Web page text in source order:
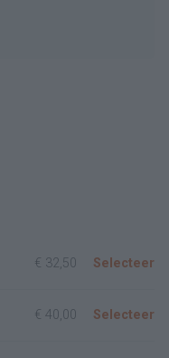
€ 32,50 Selecteer
€ 40,00 Selecteer